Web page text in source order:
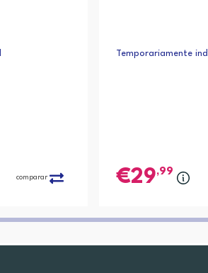
comparar
Temporariamente
29,99